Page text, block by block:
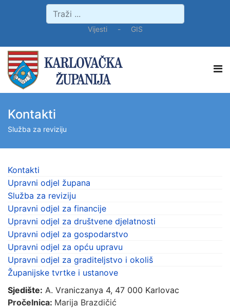
Vijesti- GIS
Kontakti
Služba za reviziju
Kontakti
Upravni odjel župana
Služba za reviziju
Upravni odjel za financije
Upravni odjel za društvene djelatnosti
Upravni odjel za gospodarstvo
Upravni odjel za opću upravu
Upravni odjel za graditeljstvo i okoliš
Županijske tvrtke i ustanove
Sjedište: A. Vraniczanya 4, 47 000 Karlovac
Pročelnica: Marija Brazdičić